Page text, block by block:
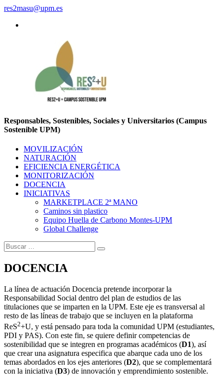
res2masu@upm.es
Responsables, Sostenibles, Sociales y Universitarios (Campus
Sostenible UPM)
MOVILIZACIÓN
NATURACIÓN
EFICIENCIA ENERGÉTICA
MONITORIZACIÓN
DOCENCIA
INICIATIVAS
MARKETPLACE 2ª MANO
Caminos sin plastico
Equipo Huella de Carbono Montes-UPM
Global Challenge
DOCENCIA
La línea de actuación Docencia pretende incorporar la
Responsabilidad Social dentro del plan de estudios de las
titulaciones que se imparten en la UPM. Este eje es transversal al
resto de las líneas de trabajo que se incluyen en la plataforma
ReS2+U, y está pensado para toda la comunidad UPM (estudiantes,
PDI y PAS). Con este fin, se quiere definir competencias de
sostenibilidad que se integren en programas académicos (D1), así
que crear una asignatura especifica que abarque cada uno de los
temas abordados en los ejes anteriores (D2), que se complementará
con la iniciativa (D3) de innovación y emprendimiento sostenible.